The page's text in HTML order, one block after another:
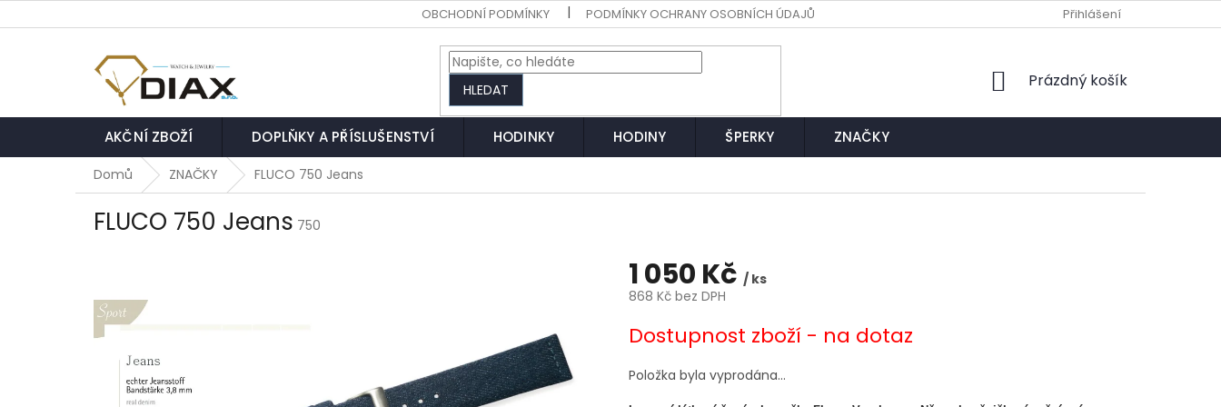
na
OBCHODNÍ PODMÍNKY PODMÍNKY OCHRANY OSOBNÍCH ÚDAJŮ EXPEDIČNÍ A KONTAKTNÍ MÍSTO
Přihlášení
HLEDAT
NÁKUPNÍ
Prázdný košík
AKČNÍ ZBOŽÍ DOPLŇKY A PŘÍSLUŠENSTVÍ HODINKY HODINY ŠPERKY ZNAČKY
Domů ZNAČKY FLUCO 750 Jeans
FLUCO 750 Jeans 750
1 050 Kč / ks
868 Kč bez DPH
cena:
Dostupnost zboží - na dotaz
Položka byla vyprodána…